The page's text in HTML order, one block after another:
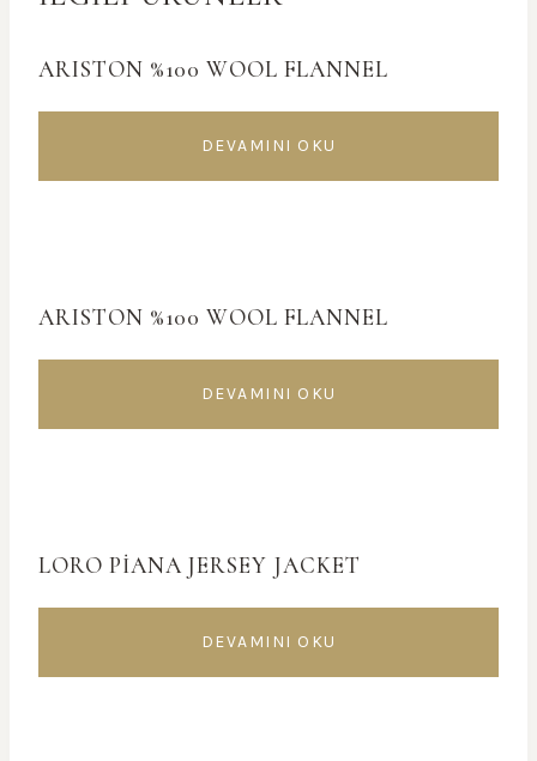
ARISTON %100 WOOL FLANNEL
DEVAMINI OKU
ARISTON %100 WOOL FLANNEL
DEVAMINI OKU
LORO PİANA JERSEY JACKET
DEVAMINI OKU